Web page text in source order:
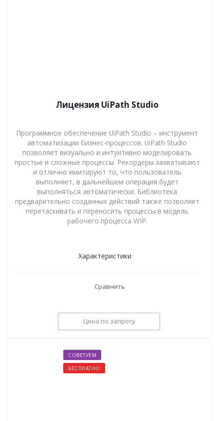
Лицензия UiPath Studio
Программное обеспечение UiPath Studio – инструмент
автоматизации бизнес-процессов. UiPath Studio
позволяет визуально и интуитивно моделировать
простые и сложные процессы. Рекордеры захватывают
и отлично имитируют то, что пользователь
выполняет, в дальнейшем операция будет
выполняться автоматически. Библиотека
предварительно созданных действий также позволяет
перетаскивать и переносить процессы в модель
рабочего процесса WIP.
Характеристики
Сравнить
Цена по запросу
СОВЕТУЕМ
БЕСПЛАТНО